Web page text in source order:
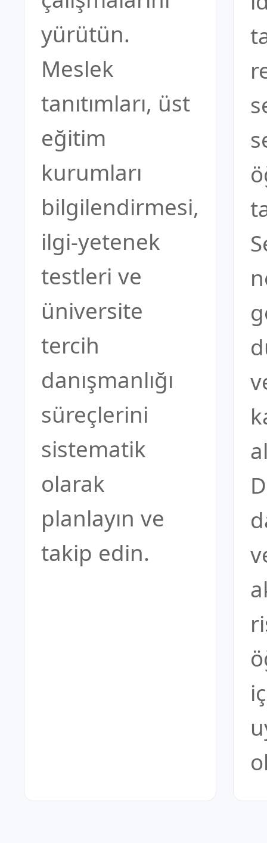
yürütün.
Meslek
tanıtımları, üst
eğitim
kurumları
bilgilendirmesi,
ilgi-yetenek
testleri ve
üniversite
tercih
danışmanlığı
süreçlerini
sistematik
olarak
planlayın ve
takip edin.